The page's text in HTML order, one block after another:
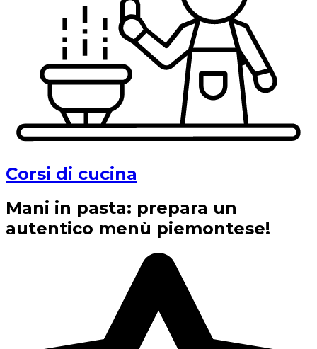
Corsi di cucina
Mani in pasta: prepara un
autentico menù piemontese!